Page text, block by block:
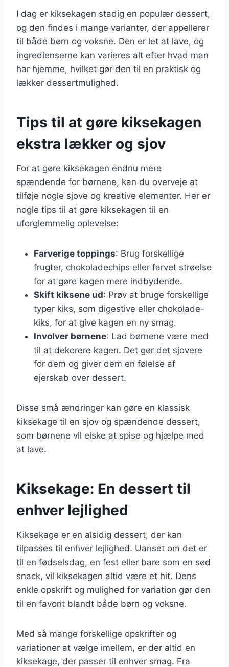
I dag er kiksekagen stadig en populær dessert,
og den findes i mange varianter, der appellerer
til både børn og voksne. Den er let at lave, og
ingredienserne kan varieres alt efter hvad man
har hjemme, hvilket gør den til en praktisk og
lækker dessertmulighed.
Tips til at gøre kiksekagen
ekstra lækker og sjov
For at gøre kiksekagen endnu mere
spændende for børnene, kan du overveje at
tilføje nogle sjove og kreative elementer. Her er
nogle tips til at gøre kiksekagen til en
uforglemmelig oplevelse:
Farverige toppings: Brug forskellige
frugter, chokoladechips eller farvet strøelse
for at gøre kagen mere indbydende.
Skift kiksene ud: Prøv at bruge forskellige
typer kiks, som digestive eller chokolade-
kiks, for at give kagen en ny smag.
Involver børnene: Lad børnene være med
til at dekorere kagen. Det gør det sjovere
for dem og giver dem en følelse af
ejerskab over dessert.
Disse små ændringer kan gøre en klassisk
kiksekage til en sjov og spændende dessert,
som børnene vil elske at spise og hjælpe med
at lave.
Kiksekage: En dessert til
enhver lejlighed
Kiksekage er en alsidig dessert, der kan
tilpasses til enhver lejlighed. Uanset om det er
til en fødselsdag, en fest eller bare som en sød
snack, vil kiksekagen altid være et hit. Dens
enkle opskrift og mulighed for variation gør den
til en favorit blandt både børn og voksne.
Med så mange forskellige opskrifter og
variationer at vælge imellem, er der altid en
kiksekage, der passer til enhver smag. Fra